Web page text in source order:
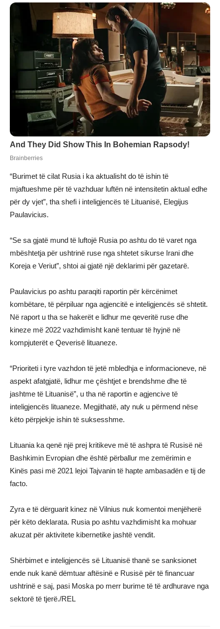
“Burimet të cilat Rusia i ka aktualisht do të ishin të
mjaftueshme për të vazhduar luftën në intensitetin aktual edhe
për dy vjet”, tha shefi i inteligjencës të Lituanisë, Elegijus
Paulavicius.
“Se sa gjatë mund të luftojë Rusia po ashtu do të varet nga
mbështetja për ushtrinë ruse nga shtetet sikurse Irani dhe
Koreja e Veriut”, shtoi ai gjatë një deklarimi për gazetarë.
Paulavicius po ashtu paraqiti raportin për kërcënimet
kombëtare, të përpiluar nga agjencitë e inteligjencës së shtetit.
Në raport u tha se hakerët e lidhur me qeveritë ruse dhe
kineze më 2022 vazhdimisht kanë tentuar të hyjnë në
kompjuterët e Qeverisë lituaneze.
“Prioriteti i tyre vazhdon të jetë mbledhja e informacioneve, në
aspekt afatgjatë, lidhur me çështjet e brendshme dhe të
jashtme të Lituanisë”, u tha në raportin e agjencive të
inteligjencës lituaneze. Megjithatë, aty nuk u përmend nëse
këto përpjekje ishin të suksesshme.
Lituania ka qenë një prej kritikeve më të ashpra të Rusisë në
Bashkimin Evropian dhe është përballur me zemërimin e
Kinës pasi më 2021 lejoi Tajvanin të hapte ambasadën e tij de
facto.
Zyra e të dërguarit kinez në Vilnius nuk komentoi menjëherë
për këto deklarata. Rusia po ashtu vazhdimisht ka mohuar
akuzat për aktivitete kibernetike jashtë vendit.
Shërbimet e inteligjencës së Lituanisë thanë se sanksionet
ende nuk kanë dëmtuar aftësinë e Rusisë për të financuar
ushtrinë e saj, pasi Moska po merr burime të të ardhurave nga
sektorë të tjerë./REL